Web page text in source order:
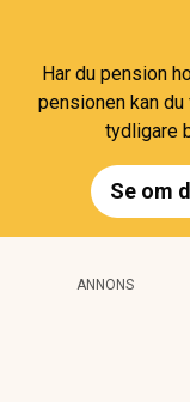
Har du pension
pensionen kan
tydligare
Se om
ANNONS